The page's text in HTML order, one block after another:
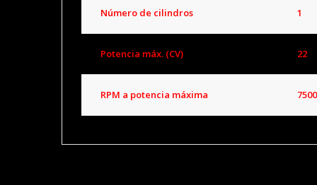
Número de cilindros 1
Potencia máx. (CV) 22
RPM a potencia máxima 7500